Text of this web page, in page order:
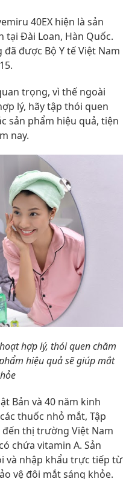
40EX hiện là sản
Đài Loan, Hàn Quốc.
đã được Bộ Y tế Việt Nam
trọng, vì thế ngoài
lý, hãy tập thói quen
sản phẩm hiệu quả, tiện
nay.
hợp lý, thói quen chăm
hiệu quả sẽ giúp mắt
Bản và 40 năm kinh
thuốc nhỏ mắt, Tập
thị trường Việt Nam
chứa vitamin A. Sản
và nhập khẩu trực tiếp từ
vệ đôi mắt sáng khỏe.